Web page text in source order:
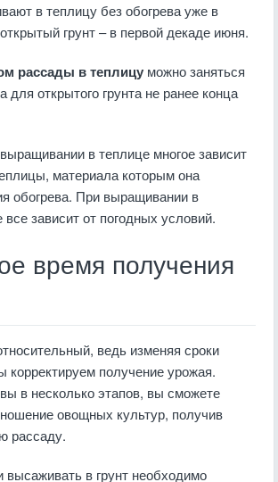
в теплицу без обогрева уже в
грунт – в первой декаде июня.
рассады в теплицу можно заняться
открытого грунта не ранее конца
в теплице многое зависит
материала которым она
обогрева. При выращивании в
все зависит от погодных условий.
время получения
ведь изменяя сроки
корректируем получение урожая.
в несколько этапов, вы сможете
овощных культур, получив
рассаду.
высаживать в грунт необходимо